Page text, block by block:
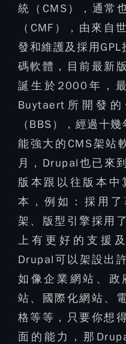
統（CMS），通常
（CMF），由來自
發和維護及採用
碼軟體，目前最新
誕生於2000年，
Buytaert所開發
（BBS），經過十
能強大的CMS架站
月，Drupal也已來
版本跟以往版本中
本，例如：採用了
架、版型引擎採用
上有更好的支援
Drupal可以架設出
如像企業網站、政
站、國際化網站、
格等等，只要你想
面的能力，那